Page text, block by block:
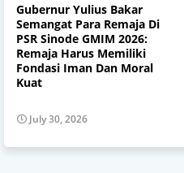
Gubernur Yulius Bakar
Semangat Para Remaja Di
PSR Sinode GMIM 2026:
Remaja Harus Memiliki
Fondasi Iman Dan Moral
Kuat
July 30, 2026